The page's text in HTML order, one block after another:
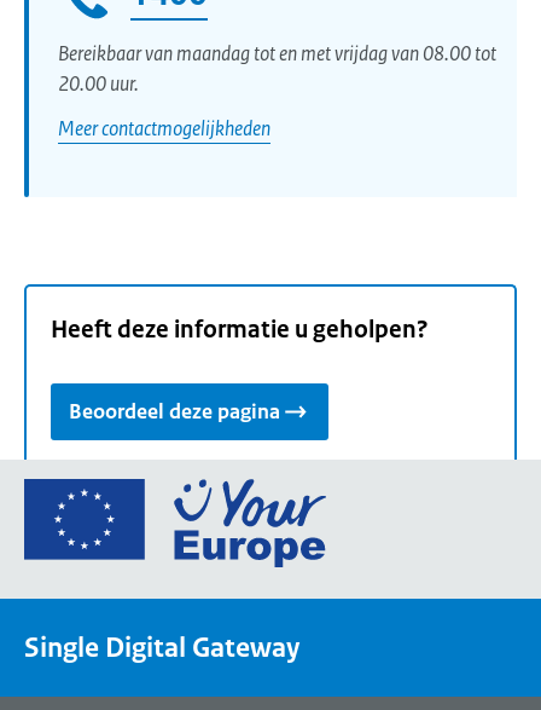
Bereikbaar van maandag tot en met vrijdag van 08.00 tot
20.00 uur.
Meer contactmogelijkheden
Heeft deze informatie u geholpen?
Beoordeel deze pagina
Ga
de
een
Single Digital Gateway